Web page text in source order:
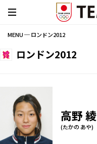
MENU ─ ロンドン2012
ロンドン2012
高野 綾
(たかの あや)